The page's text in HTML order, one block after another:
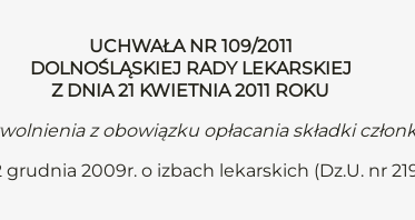
UCHWAŁA NR 109/2011
DOLNOŚLĄSKIEJ RADY LEKARSKIEJ
Z DNIA 21 KWIETNIA 2011 ROKU
z obowiązku opłacania składki
2009r. o izbach lekarskich (Dz.U. nr